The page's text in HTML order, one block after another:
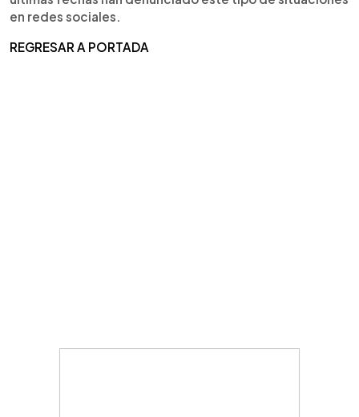
en redes sociales.
REGRESAR A PORTADA